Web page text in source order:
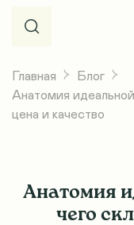
Главная
Блог
Анатомия
цена и качество
Анатомия
чего